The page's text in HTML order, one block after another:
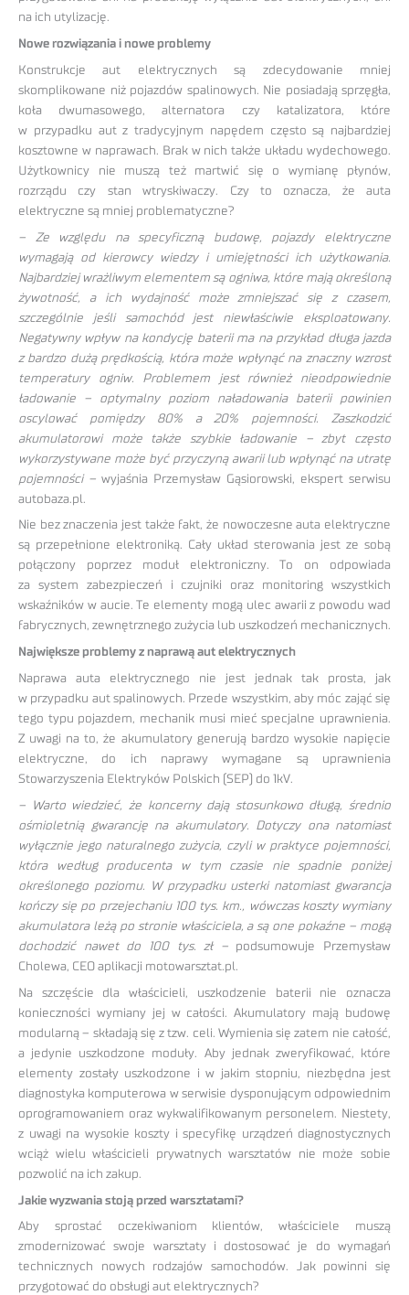
na ich utylizację.
Nowe rozwiązania i nowe problemy
Konstrukcje aut elektrycznych są zdecydowanie mniej
skomplikowane niż pojazdów spalinowych. Nie posiadają sprzęgła,
koła dwumasowego, alternatora czy katalizatora, które
w przypadku aut z tradycyjnym napędem często są najbardziej
kosztowne w naprawach. Brak w nich także układu wydechowego.
Użytkownicy nie muszą też martwić się o wymianę płynów,
rozrządu czy stan wtryskiwaczy. Czy to oznacza, że auta
elektryczne są mniej problematyczne?
– Ze względu na specyficzną budowę, pojazdy elektryczne
wymagają od kierowcy wiedzy i umiejętności ich użytkowania.
Najbardziej wrażliwym elementem są ogniwa, które mają określoną
żywotność, a ich wydajność może zmniejszać się z czasem,
szczególnie jeśli samochód jest niewłaściwie eksploatowany.
Negatywny wpływ na kondycję baterii ma na przykład długa jazda
z bardzo dużą prędkością, która może wpłynąć na znaczny wzrost
temperatury ogniw. Problemem jest również nieodpowiednie
ładowanie – optymalny poziom naładowania baterii powinien
oscylować pomiędzy 80% a 20% pojemności. Zaszkodzić
akumulatorowi może także szybkie ładowanie – zbyt często
wykorzystywane może być przyczyną awarii lub wpłynąć na utratę
pojemności – wyjaśnia Przemysław Gąsiorowski, ekspert serwisu
autobaza.pl.
Nie bez znaczenia jest także fakt, że nowoczesne auta elektryczne
są przepełnione elektroniką. Cały układ sterowania jest ze sobą
połączony poprzez moduł elektroniczny. To on odpowiada
za system zabezpieczeń i czujniki oraz monitoring wszystkich
wskaźników w aucie. Te elementy mogą ulec awarii z powodu wad
fabrycznych, zewnętrznego zużycia lub uszkodzeń mechanicznych.
Największe problemy z naprawą aut elektrycznych
Naprawa auta elektrycznego nie jest jednak tak prosta, jak
w przypadku aut spalinowych. Przede wszystkim, aby móc zająć się
tego typu pojazdem, mechanik musi mieć specjalne uprawnienia.
Z uwagi na to, że akumulatory generują bardzo wysokie napięcie
elektryczne, do ich naprawy wymagane są uprawnienia
Stowarzyszenia Elektryków Polskich (SEP) do 1kV.
– Warto wiedzieć, że koncerny dają stosunkowo długą, średnio
ośmioletnią gwarancję na akumulatory. Dotyczy ona natomiast
wyłącznie jego naturalnego zużycia, czyli w praktyce pojemności,
która według producenta w tym czasie nie spadnie poniżej
określonego poziomu. W przypadku usterki natomiast gwarancja
kończy się po przejechaniu 100 tys. km., wówczas koszty wymiany
akumulatora leżą po stronie właściciela, a są one pokaźne – mogą
dochodzić nawet do 100 tys. zł –podsumowuje Przemysław
Cholewa, CEO aplikacji motowarsztat.pl.
Na szczęście dla właścicieli, uszkodzenie baterii nie oznacza
konieczności wymiany jej w całości. Akumulatory mają budowę
modularną – składają się z tzw. celi. Wymienia się zatem nie całość,
a jedynie uszkodzone moduły. Aby jednak zweryfikować, które
elementy zostały uszkodzone i w jakim stopniu, niezbędna jest
diagnostyka komputerowa w serwisie dysponującym odpowiednim
oprogramowaniem oraz wykwalifikowanym personelem. Niestety,
z uwagi na wysokie koszty i specyfikę urządzeń diagnostycznych
wciąż wielu właścicieli prywatnych warsztatów nie może sobie
pozwolić na ich zakup.
Jakie wyzwania stoją przed warsztatami?
Aby sprostać oczekiwaniom klientów, właściciele muszą
zmodernizować swoje warsztaty i dostosować je do wymagań
technicznych nowych rodzajów samochodów. Jak powinni się
przygotować do obsługi aut elektrycznych?